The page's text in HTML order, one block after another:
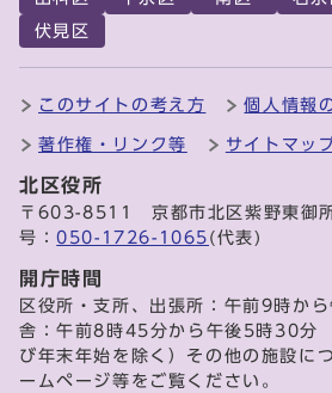
伏見区
このサイトの考え方 個人情報
著作権・リンク等 サイトマッ
北区役所
〒603-8511 京都市北区紫野東御
号：050-1726-1065 (代表)
開庁時間
区役所・支所、出張所：午前9時か
舎：午前8時45分から午後5時30分
び年末年始を除く）その他の施設に
ームページ等をご覧ください。